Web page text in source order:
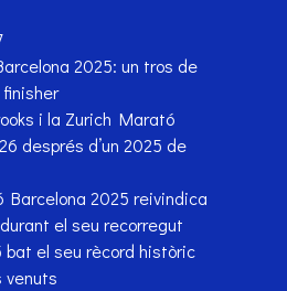
2025: un tros de
i la Zurich Marató
després d’un 2025 de
2025 reivindica
el seu recorregut
el seu rècord històric
venuts